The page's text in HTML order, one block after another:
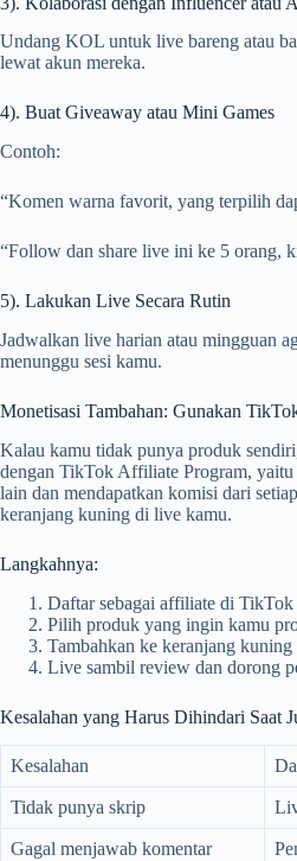
Undang KOL untuk live bareng atau
lewat akun mereka.
4). Buat Giveaway atau Mini Games
Contoh:
“Komen warna favorit, yang terpilih
“Follow dan share live ini ke 5 orang,
5). Lakukan Live Secara Rutin
Jadwalkan live harian atau mingguan
menunggu sesi kamu.
Monetisasi Tambahan: Gunakan
Kalau kamu tidak punya produk
dengan TikTok Affiliate Program,
lain dan mendapatkan komisi dari
keranjang kuning di live kamu.
Langkahnya:
Daftar sebagai affiliate di TikTok
Pilih produk yang ingin kamu
Tambahkan ke keranjang kuning
Live sambil review dan dorong
Kesalahan yang Harus Dihindari Saat
Kesalahan
Tidak punya skrip
Gagal menjawab komentar